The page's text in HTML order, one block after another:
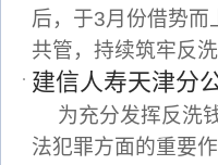
后，于3月份借势而
共管，持续筑牢反洗
建信人寿天津分
为充分发挥反洗
法犯罪方面的重要